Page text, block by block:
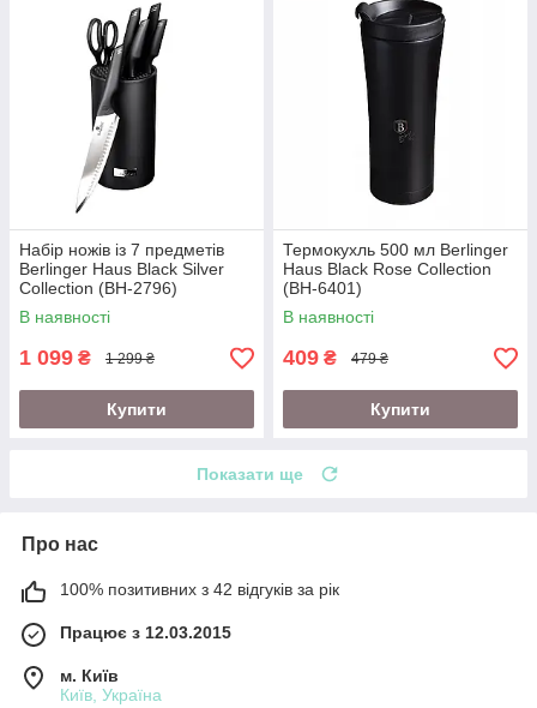
Набір ножів із 7 предметів
Berlinger Haus Black Silver
Collection (BH-2796)
В наявності
1 099 ₴ 1 299 ₴
Купити
Термокухль 500 мл Berlinger
Haus Black Rose Collection
(BH-6401)
В наявності
409 ₴ 479 ₴
Купити
Показати ще
Про нас
100% позитивних з 42 відгуків за рік
Працює з 12.03.2015
м. Київ
Київ, Україна